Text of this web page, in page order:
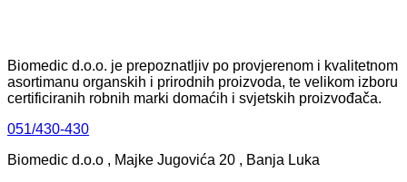
Biomedic d.o.o. je prepoznatljiv po provjerenom i kvalitetnom
asortimanu organskih i prirodnih proizvoda, te velikom izboru
certificiranih robnih marki domaćih i svjetskih proizvođača.
051/430-430
Biomedic d.o.o , Majke Jugovića 20 , Banja Luka